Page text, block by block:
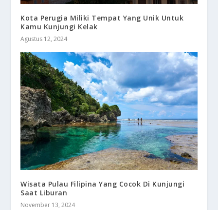
Kota Perugia Miliki Tempat Yang Unik Untuk
Kamu Kunjungi Kelak
Agustus 12, 2024
Wisata Pulau Filipina Yang Cocok Di Kunjungi
Saat Liburan
November 13, 2024